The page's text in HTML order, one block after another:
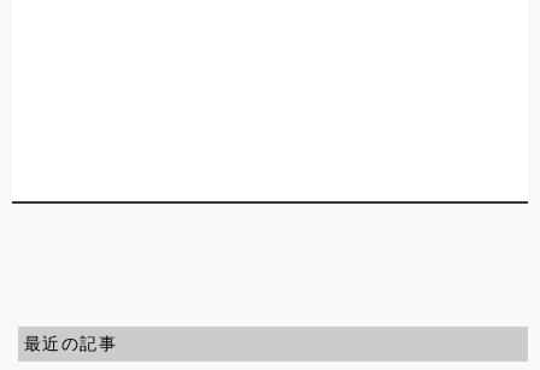
最近の記事